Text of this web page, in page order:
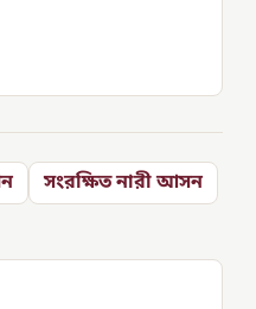
সংরক্ষিত নারী আসন